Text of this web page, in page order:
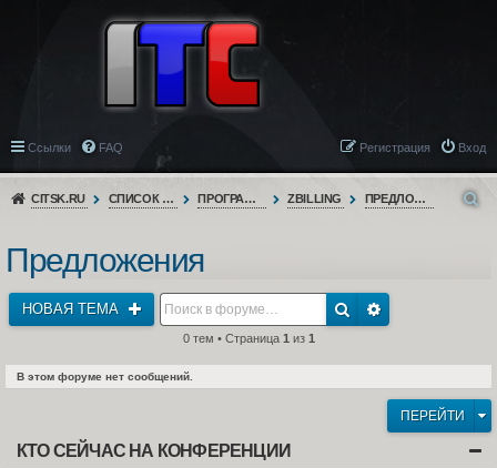
Ссылки FAQ Вход
Регистрация
CITSK.RU СПИСОК ФОРУМОВ ПРОГРАММНОЕ ОБЕСПЕЧЕНИЕ ZBILLING ПРЕДЛОЖЕНИЯ
Предложения
НОВАЯ ТЕМА
0 тем • Страница 1 из 1
В этом форуме нет сообщений.
ПЕРЕЙТИ
КТО СЕЙЧАС НА КОНФЕРЕНЦИИ